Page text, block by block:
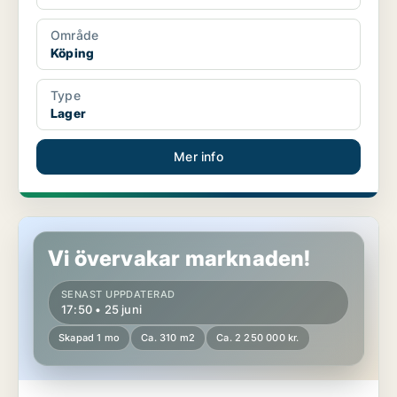
Område
Köping
Type
Lager
Mer info
Lagerlokal i Köping, Kolsva
Vi övervakar marknaden!
SENAST UPPDATERAD
17:50 • 25 juni
Skapad 1 mo Ca. 310 m2 Ca. 2 250 000 kr.